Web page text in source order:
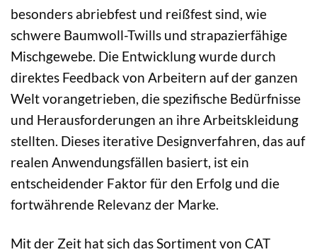
besonders abriebfest und reißfest sind, wie
schwere Baumwoll-Twills und strapazierfähige
Mischgewebe. Die Entwicklung wurde durch
direktes Feedback von Arbeitern auf der ganzen
Welt vorangetrieben, die spezifische Bedürfnisse
und Herausforderungen an ihre Arbeitskleidung
stellten. Dieses iterative Designverfahren, das auf
realen Anwendungsfällen basiert, ist ein
entscheidender Faktor für den Erfolg und die
fortwährende Relevanz der Marke.
Mit der Zeit hat sich das Sortiment von CAT